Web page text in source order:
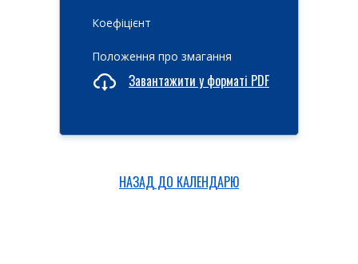
Коефіцієнт
Положення про змагання
Завантажити у форматі PDF
НАЗАД ДО КАЛЕНДАРЮ